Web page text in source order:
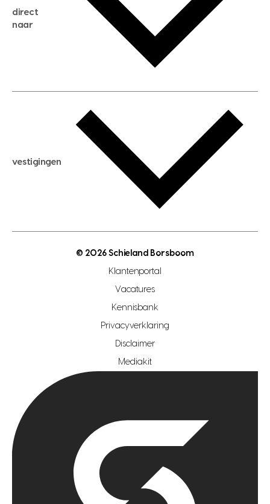
huis kopen
aankoopadvies
verkoopadvies
hypotheekadvies
direct
naar
hypotheek berekenen
maximale hypotheek berekenen
hypotheek bespaarcheck
gratis zoekprofiel aanmaken
open woningwaarde dag
vestigingen
makelaar regio zoetermeer
hypotheekshop regio den haag
hypotheekshop regio rotterdam
© 2026 Schieland Borsboom
Klantenportal
Vacatures
Kennisbank
Privacyverklaring
Disclaimer
Mediakit